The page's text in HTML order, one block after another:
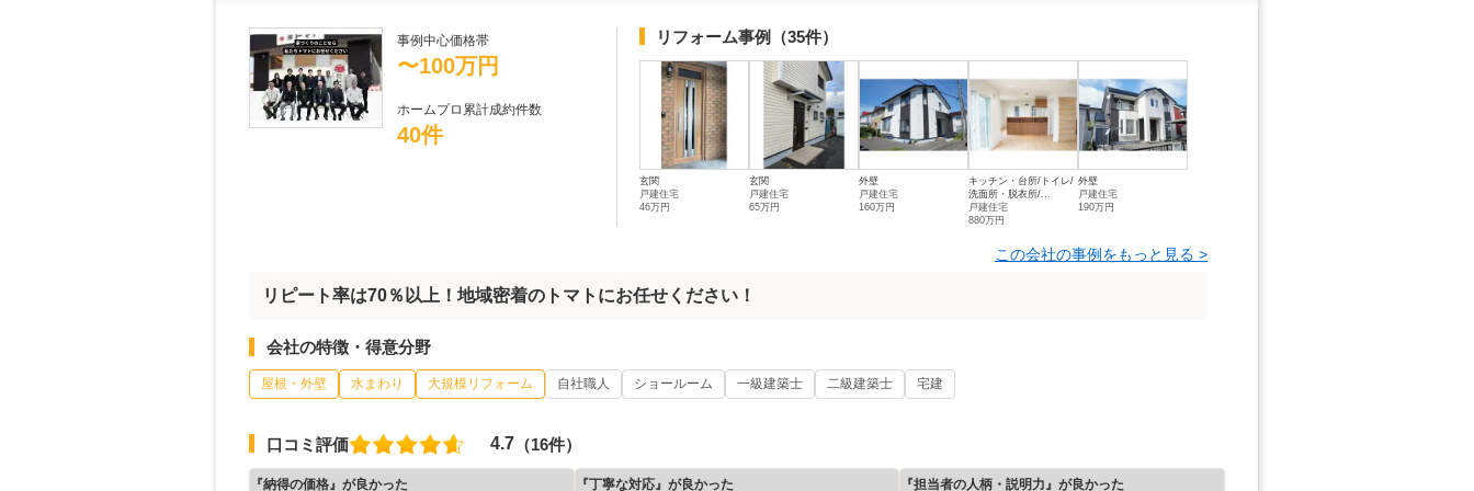
事例中心価格帯
〜100万円
ホームプロ累計成約件数
40件
リフォーム事例 （35件）
玄関
戸建住宅
46万円
玄関
戸建住宅
65万円
外壁
戸建住宅
160万円
キッチン・台所/トイレ/
洗面所・脱衣所/...
戸建住宅
880万円
外壁
戸建住宅
190万円
この会社の事例をもっと見る >
リピート率は70％以上！地域密着のトマトにお任せください！
会社の特徴・得意分野
屋根・外壁 水まわり 大規模リフォーム 自社職人 ショールーム 一級建築士 二級建築士 宅建
口コミ評価 4.7 （16件）
『納得の価格』が良かった 『丁寧な対応』が良かった 『担当者の人柄・説明力』が良かった